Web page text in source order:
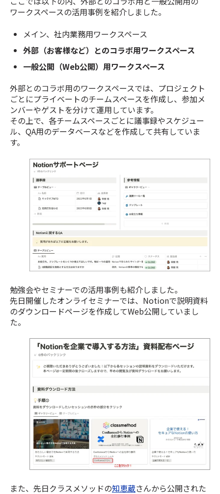
ワークスペースの活用事例を紹介しました。
メイン、社内業務用ワークスペース
外部（お客様など）とのコラボ用ワークスペース
一般公開（Web公開）用ワークスペース
外部とのコラボ用のワークスペースでは、プロジェクト
ごとにプライベートのチームスペースを作成し、参加メ
ンバーやゲストを分けて運用しています。
その上で、各チームスペースごとに議事録やスケジュー
ル、QA用のデータベースなどを作成して共有していま
す。
勉強会やセミナーでの活用事例も紹介しました。
先日開催したオンライセミナーでは、Notionで説明資料
のダウンロードページを作成してWeb公開していまし
た。
また、先日クラスメソッドの知恵蔵さんから公開された